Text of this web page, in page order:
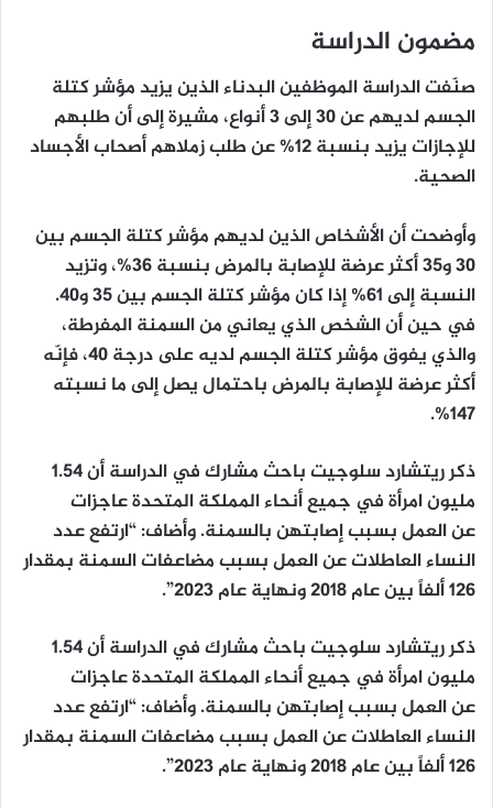
مضمون الدراسة
صنّفت الدراسة الموظفين البدناء الذين يزيد مؤشر كتلة
الجسم لديهم عن 30 إلى 3 أنواع، مشيرة إلى أن طلبهم
للإجازات يزيد بنسبة 12% عن طلب زملاهم أصحاب الأجساد
الصحية.
وأوضحت أن الأشخاص الذين لديهم مؤشر كتلة الجسم بين
30 و35 أكثر عرضة للإصابة بالمرض بنسبة 36%، وتزيد
النسبة إلى 61% إذا كان مؤشر كتلة الجسم بين 35 و40.
في حين أن الشخص الذي يعاني من السمنة المفرطة،
والذي يفوق مؤشر كتلة الجسم لديه على درجة 40، فإنّه
أكثر عرضة للإصابة بالمرض باحتمال يصل إلى ما نسبته
147%.
ذكر ريتشارد سلوجيت باحث مشارك في الدراسة أن 1.54
مليون امرأة في جميع أنحاء المملكة المتحدة عاجزات
عن العمل بسبب إصابتهن بالسمنة. وأضاف: “ارتفع عدد
النساء العاطلات عن العمل بسبب مضاعفات السمنة بمقدار
126 ألفاً بين عام 2018 ونهاية عام 2023”.
ذكر ريتشارد سلوجيت باحث مشارك في الدراسة أن 1.54
مليون امرأة في جميع أنحاء المملكة المتحدة عاجزات
عن العمل بسبب إصابتهن بالسمنة. وأضاف: “ارتفع عدد
النساء العاطلات عن العمل بسبب مضاعفات السمنة بمقدار
126 ألفاً بين عام 2018 ونهاية عام 2023”.